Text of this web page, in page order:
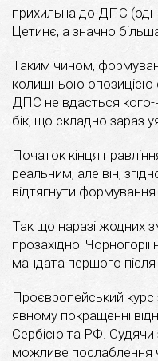
прихильна до ДПС
Цетинє, а значно
Таким чином,
колишньою опозицією
ДПС не вдасться кого-
бік, що складно зараз
Початок кінця
реальним, але він,
відтягнути
Так що наразі жодних
прозахідної
мандата першого після
Проєвропейський курс
явному покращенні
Сербією та РФ. Судячи
можливе послаблення